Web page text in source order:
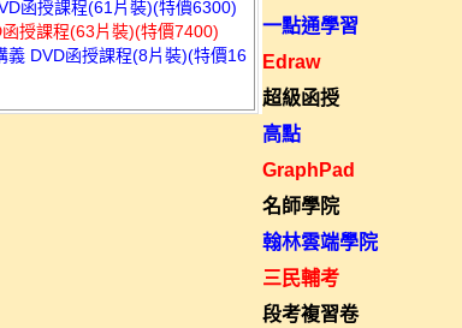
函授課程(61片裝)(特價6300)
授課程(63片裝)(特價7400)
義 DVD函授課程(8片裝)(特價16
一點通學習
Edraw
超級函授
高點
GraphPad
名師學院
翰林雲端學院
三民輔考
段考複習卷